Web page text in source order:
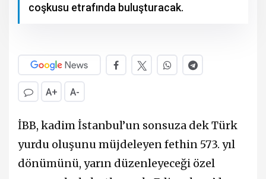
coşkusu etrafında buluşturacak.
A+ A-
İBB, kadim İstanbul’un sonsuza dek Türk
yurdu oluşunu müjdeleyen fethin 573. yıl
dönümünü, yarın düzenleyeceği özel